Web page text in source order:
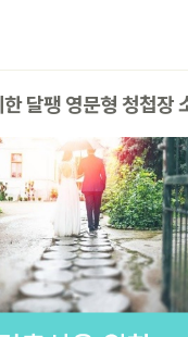
달팽 영문형 청첩장